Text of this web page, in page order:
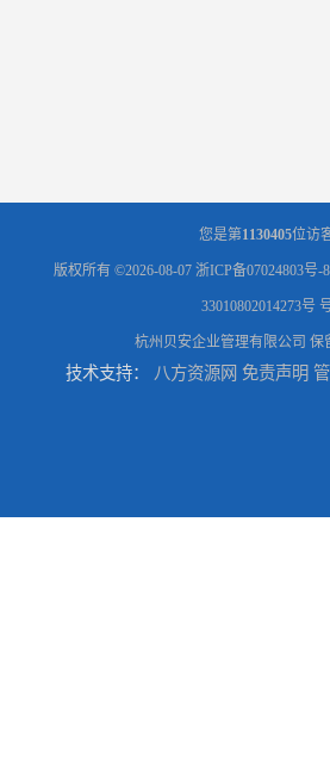
您是第1130405位访
版权所有 ©2026-08-07 浙ICP备07024803号-8
33010802014273号
杭州贝安企业管理有限公司 保
技术支持： 八方资源网 免责声明